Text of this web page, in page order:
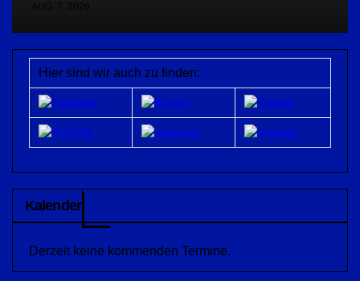
Hier sind wir auch zu finden:
Kalender
Derzeit keine kommenden Termine.